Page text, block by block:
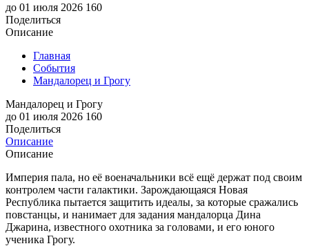
до 01 июля 2026 160
Поделиться
Описание
Главная
События
Мандалорец и Грогу
Мандалорец и Грогу
до 01 июля 2026 160
Поделиться
Описание
Описание
Империя пала, но её военачальники всё ещё держат под своим
контролем части галактики. Зарождающаяся Новая
Республика пытается защитить идеалы, за которые сражались
повстанцы, и нанимает для задания мандалорца Дина
Джарина, известного охотника за головами, и его юного
ученика Грогу.